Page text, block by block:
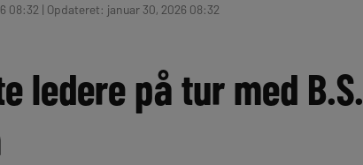
08:32 | Opdateret: januar 30, 2026 08:32
ledere på tur med B.S.